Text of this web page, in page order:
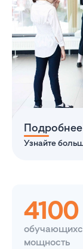
Узнайте
4100
мощность